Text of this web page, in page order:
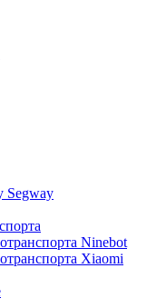
Segway
Ninebot
Xiaomi